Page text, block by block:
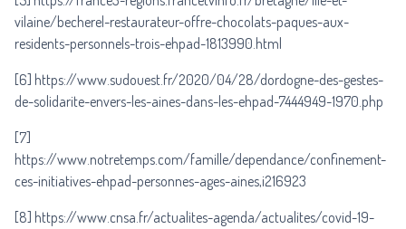
vilaine/becherel-restaurateur-offre-chocolats-paques-aux-
residents-personnels-trois-ehpad-1813990.html
[6] https://www.sudouest.fr/2020/04/28/dordogne-des-gestes-
de-solidarite-envers-les-aines-dans-les-ehpad-7444949-1970.php
[7]
https://www.notretemps.com/famille/dependance/confinement-
ces-initiatives-ehpad-personnes-ages-aines,i216923
[8] https://www.cnsa.fr/actualites-agenda/actualites/covid-19-